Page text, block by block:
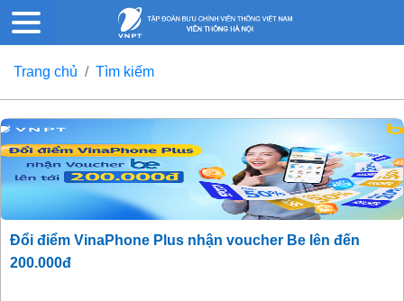
Trang chủ Tìm kiếm
Đổi điểm VinaPhone Plus nhận voucher Be lên đến
200.000đ